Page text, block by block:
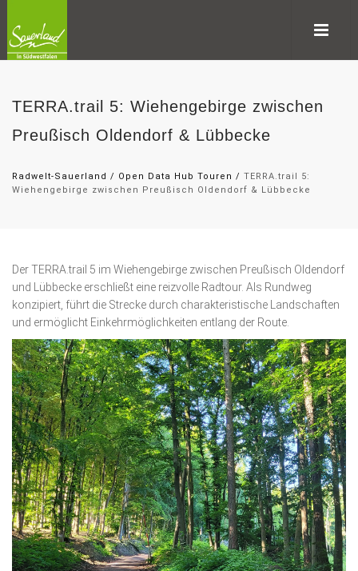
TERRA.trail 5: Wiehengebirge zwischen
Preußisch Oldendorf & Lübbecke
Radwelt-Sauerland / Open Data Hub Touren / TERRA.trail 5:
Wiehengebirge zwischen Preußisch Oldendorf & Lübbecke
Der TERRA.trail 5 im Wiehengebirge zwischen Preußisch Oldendorf
und Lübbecke erschließt eine reizvolle Radtour. Als Rundweg
konzipiert, führt die Strecke durch charakteristische Landschaften
und ermöglicht Einkehrmöglichkeiten entlang der Route.